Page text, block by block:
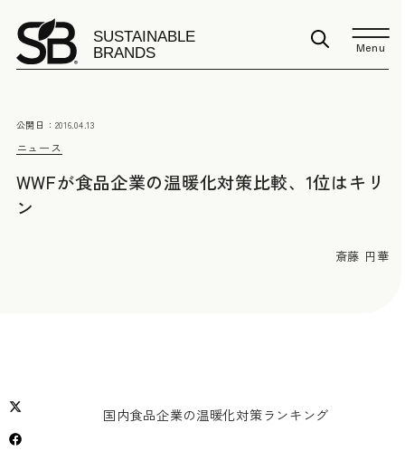
Menu
ニュース
公開日： 2016.04.13
WWFが食品企業の温暖化対策比較、1位はキリ
ン
斎藤 円華
国内食品企業の温暖化対策ランキング